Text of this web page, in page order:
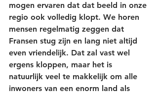
mogen ervaren dat dat beeld in onze
regio ook volledig klopt. We horen
mensen regelmatig zeggen dat
Fransen stug zijn en lang niet altijd
even vriendelijk. Dat zal vast wel
ergens kloppen, maar het is
natuurlijk veel te makkelijk om alle
inwoners van een enorm land als